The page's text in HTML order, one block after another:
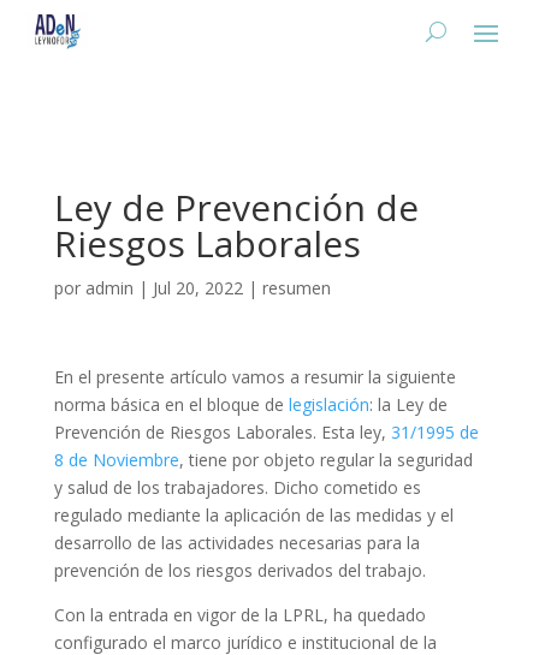
Ley de Prevención de
Riesgos Laborales
por admin | Jul 20, 2022| resumen
En el presente artículo vamos a resumir la siguiente
norma básica en el bloque de legislación: la Ley de
Prevención de Riesgos Laborales. Esta ley, 31/1995 de
8 de Noviembre, tiene por objeto regular la seguridad
y salud de los trabajadores. Dicho cometido es
regulado mediante la aplicación de las medidas y el
desarrollo de las actividades necesarias para la
prevención de los riesgos derivados del trabajo.
Con la entrada en vigor de la LPRL, ha quedado
configurado el marco jurídico e institucional de la